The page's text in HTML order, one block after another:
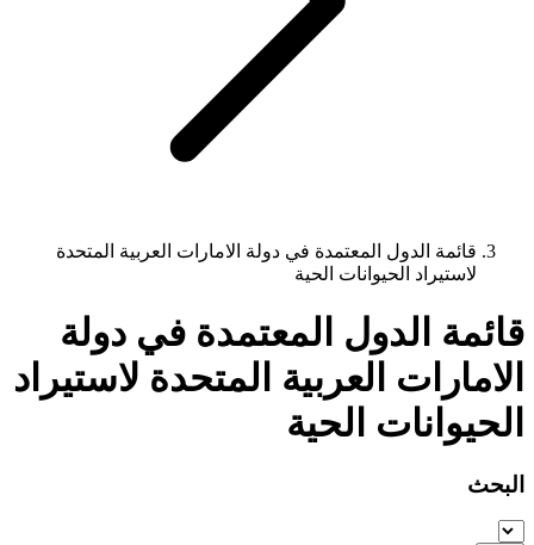
قائمة الدول المعتمدة في دولة الامارات العربية المتحدة
لاستيراد الحيوانات الحية
قائمة الدول المعتمدة في دولة
الامارات العربية المتحدة لاستيراد
الحيوانات الحية
البحث